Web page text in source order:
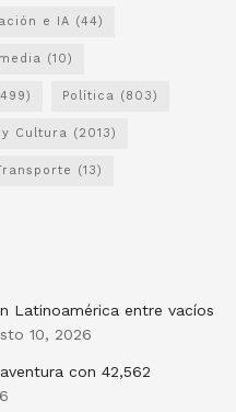
e IA (44)
(10)
Política (803)
Cultura (2013)
(13)
Latinoamérica entre vacíos
10, 2026
con 42,562